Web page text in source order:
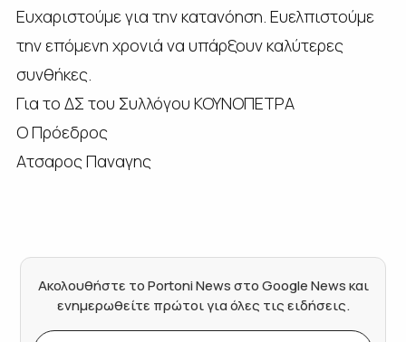
Ευχαριστούμε για την κατανόηση. Ευελπιστούμε
την επόμενη χρονιά να υπάρξουν καλύτερες
συνθήκες.
Για το ΔΣ του Συλλόγου ΚΟΥΝΟΠΕΤΡΑ
Ο Πρόεδρος
Ατσαρος Παναγης
Ακολουθήστε το Portoni News στο Google News και
ενημερωθείτε πρώτοι για όλες τις ειδήσεις.